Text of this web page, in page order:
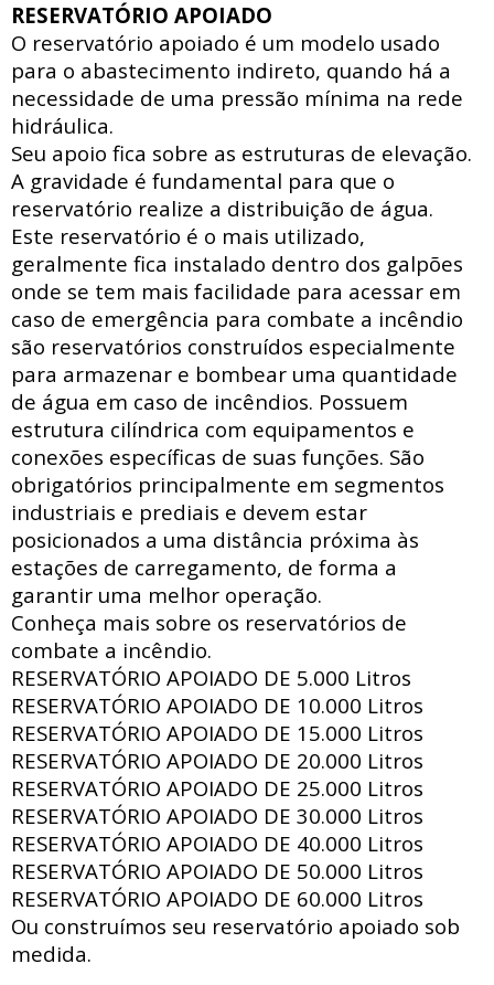
RESERVATÓRIO APOIADO
O reservatório apoiado é um modelo usado
para o abastecimento indireto, quando há a
necessidade de uma pressão mínima na rede
hidráulica.
Seu apoio fica sobre as estruturas de elevação.
A gravidade é fundamental para que o
reservatório realize a distribuição de água.
Este reservatório é o mais utilizado,
geralmente fica instalado dentro dos galpões
onde se tem mais facilidade para acessar em
caso de emergência para combate a incêndio
são reservatórios construídos especialmente
para armazenar e bombear uma quantidade
de água em caso de incêndios. Possuem
estrutura cilíndrica com equipamentos e
conexões específicas de suas funções. São
obrigatórios principalmente em segmentos
industriais e prediais e devem estar
posicionados a uma distância próxima às
estações de carregamento, de forma a
garantir uma melhor operação.
Conheça mais sobre os reservatórios de
combate a incêndio.
RESERVATÓRIO APOIADO DE 5.000 Litros
RESERVATÓRIO APOIADO DE 10.000 Litros
RESERVATÓRIO APOIADO DE 15.000 Litros
RESERVATÓRIO APOIADO DE 20.000 Litros
RESERVATÓRIO APOIADO DE 25.000 Litros
RESERVATÓRIO APOIADO DE 30.000 Litros
RESERVATÓRIO APOIADO DE 40.000 Litros
RESERVATÓRIO APOIADO DE 50.000 Litros
RESERVATÓRIO APOIADO DE 60.000 Litros
Ou construímos seu reservatório apoiado sob
medida.